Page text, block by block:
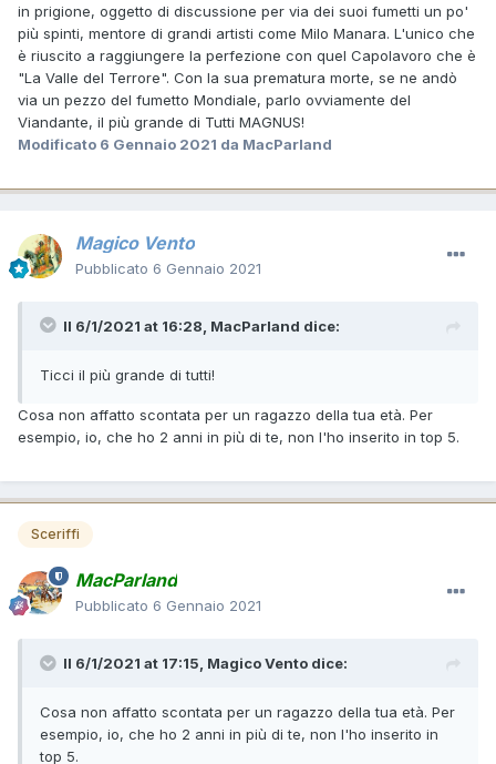
in prigione, oggetto di discussione per via dei suoi fumetti un po'
più spinti, mentore di grandi artisti come Milo Manara. L'unico che
è riuscito a raggiungere la perfezione con quel Capolavoro che è
"La Valle del Terrore". Con la sua prematura morte, se ne andò
via un pezzo del fumetto Mondiale, parlo ovviamente del
Viandante, il più grande di Tutti MAGNUS!
Modificato 6 Gennaio 2021 da MacParland
Magico Vento
Pubblicato 6 Gennaio 2021
Il 6/1/2021 at 16:28, MacParland dice:
Ticci il più grande di tutti!
Cosa non affatto scontata per un ragazzo della tua età. Per
esempio, io, che ho 2 anni in più di te, non l'ho inserito in top 5.
Sceriffi
MacParland
Pubblicato 6 Gennaio 2021
Il 6/1/2021 at 17:15, Magico Vento dice:
Cosa non affatto scontata per un ragazzo della tua età. Per
esempio, io, che ho 2 anni in più di te, non l'ho inserito in
top 5.